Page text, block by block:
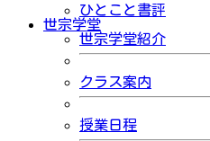
ひとこと書評
世宗学堂
世宗学堂紹介
クラス案内
授業日程